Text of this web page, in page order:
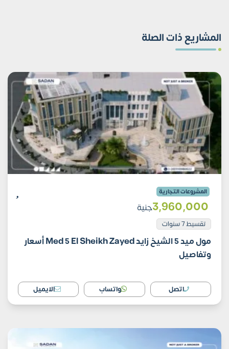
المشاريع ذات الصلة
المشروعات التجارية
3٬960٬000جنية
تقسيط 7 سنوات
مول ميد 5 الشيخ زايد Med 5 El Sheikh Zayed أسعار
وتفاصيل
اتصل واتساب الايميل